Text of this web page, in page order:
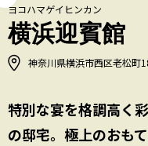
ヨコハマゲイヒンカン
横浜迎賓館
神奈川県横浜市西区老松町
特別な宴を格調高く
の邸宅。極上のおも